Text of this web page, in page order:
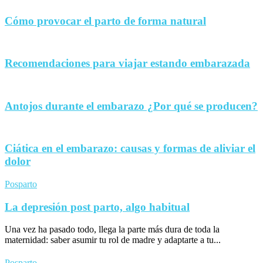
Cómo provocar el parto de forma natural
Recomendaciones para viajar estando embarazada
Antojos durante el embarazo ¿Por qué se producen?
Ciática en el embarazo: causas y formas de aliviar el
dolor
Posparto
La depresión post parto, algo habitual
Una vez ha pasado todo, llega la parte más dura de toda la
maternidad: saber asumir tu rol de madre y adaptarte a tu...